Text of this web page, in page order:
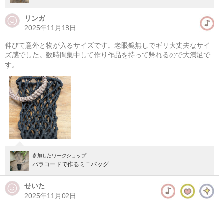
マクラメ編みハンギングプランター(初心者）
東京 （東横線）学芸大学駅から徒歩14分
08/09(日) 11:00-14:00
東京 （東横線）学芸大学駅から徒歩14分
リンガ
2025年11月18日
伸びて意外と物が入るサイズです。老眼鏡無しでギリ大丈夫なサイ
ズ感でした。数時間集中して作り作品を持って帰れるので大満足で
す。
参加したワークショップ
パラコードで作るミニバッグ
せいた
2025年11月02日